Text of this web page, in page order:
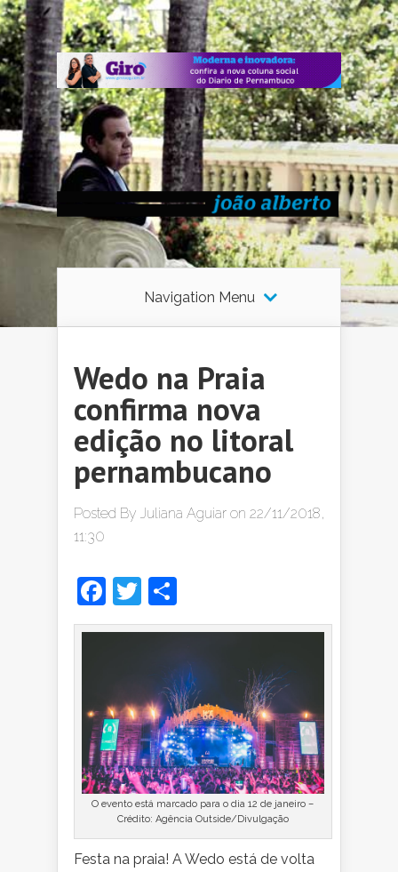
Navigation Menu
Wedo na Praia
confirma nova
edição no litoral
pernambucano
Posted By Juliana Aguiar on 22/11/2018,
11:30
Facebook
Twitter
O evento está marcado para o dia 12 de janeiro –
Crédito: Agência Outside/Divulgação
Festa na praia! A Wedo está de volta